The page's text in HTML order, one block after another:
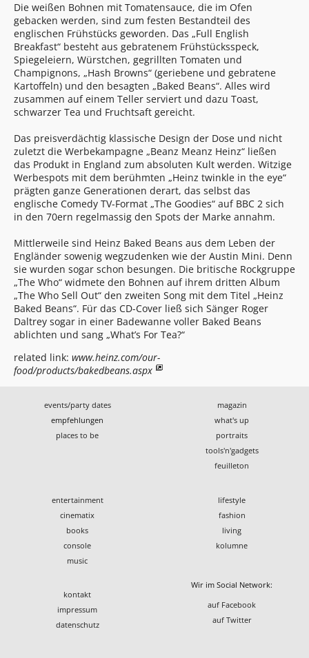
Die weißen Bohnen mit Tomatensauce, die im Ofen
gebacken werden, sind zum festen Bestandteil des
englischen Frühstücks geworden. Das „Full English
Breakfast“ besteht aus gebratenem Frühstücksspeck,
Spiegeleiern, Würstchen, gegrillten Tomaten und
Champignons, „Hash Browns“ (geriebene und gebratene
Kartoffeln) und den besagten „Baked Beans“. Alles wird
zusammen auf einem Teller serviert und dazu Toast,
schwarzer Tea und Fruchtsaft gereicht.
Das preisverdächtig klassische Design der Dose und nicht
zuletzt die Werbekampagne „Beanz Meanz Heinz“ ließen
das Produkt in England zum absoluten Kult werden. Witzige
Werbespots mit dem berühmten „Heinz twinkle in the eye“
prägten ganze Generationen derart, das selbst das
englische Comedy TV-Format „The Goodies“ auf BBC 2 sich
in den 70ern regelmassig den Spots der Marke annahm.
Mittlerweile sind Heinz Baked Beans aus dem Leben der
Engländer sowenig wegzudenken wie der Austin Mini. Denn
sie wurden sogar schon besungen. Die britische Rockgruppe
„The Who“ widmete den Bohnen auf ihrem dritten Album
„The Who Sell Out“ den zweiten Song mit dem Titel „Heinz
Baked Beans“. Für das CD-Cover ließ sich Sänger Roger
Daltrey sogar in einer Badewanne voller Baked Beans
ablichten und sang „What’s For Tea?“
related link: www.heinz.com/our-
food/products/bakedbeans.aspx
events/party dates
empfehlungen
places to be
magazin
what's up
portraits
tools'n'gadgets
feuilleton
entertainment
cinematix
books
console
music
lifestyle
fashion
living
kolumne
kontakt
impressum
datenschutz
Wir im Social Network:
auf Facebook
auf Twitter